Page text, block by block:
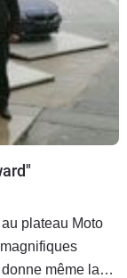
plateau Moto